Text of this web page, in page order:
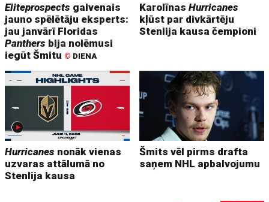
Eliteprospects galvenais
jauno spēlētāju eksperts:
jau janvārī Floridas
Panthers bija nolēmusi
iegūt Šmitu © DIENA
KarolīnasHurricanes
kļūst par divkārtēju
Stenlija kausa čempioni
Hurricanes nonāk vienas
uzvaras attālumā no
Stenlija kausa
Šmits vēl pirms drafta
saņem NHL apbalvojumu